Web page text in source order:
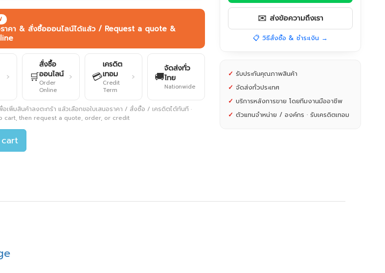
ราคา & สั่งซื้อออนไลน์ได้แล้ว / Request a quote &
› 🛒
สั่งซื้อ
ออนไลน์
Order
Online
› 💳
เครดิต
เทอม
Credit
Term
› 🚚
จัดส่งทั่ว
ไทย
Nationwide
อเพิ่มสินค้าลงตะกร้า แล้วเลือกขอใบเสนอราคา / สั่งซื้อ / เครดิตได้ทันที ·
cart, then request a quote, order, or credit
✉️ ส่งข้อความถึงเรา
📋 วิธีสั่งซื้อ & ชำระเงิน →
✓ รับประกันคุณภาพสินค้า
✓ จัดส่งทั่วประเทศ
✓ บริการหลังการขาย โดยทีมงานมืออาชีพ
✓ ตัวแทนจำหน่าย / องค์กร · รับเครดิตเทอม